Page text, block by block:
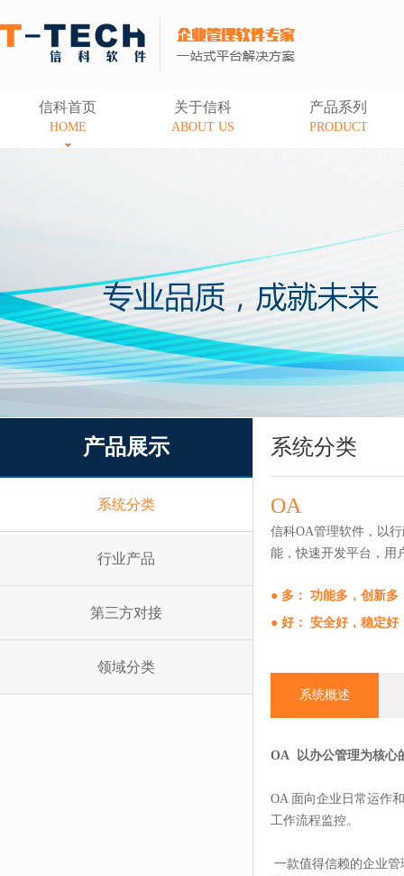
信科首页
HOME
关于信科
ABOUT US
产品系列
PRODUCT
产品展示
系统分类
行业产品
第三方对接
领域分类
系统分类
OA
信科OA管理软件，以
能，快速开发平台，用
● 多： 功能多，创新多
● 好： 安全好，稳定好
系统概述
OA 以办公管理为核心
OA 面向企业日常运作
工作流程监控。
一款值得信赖的企业